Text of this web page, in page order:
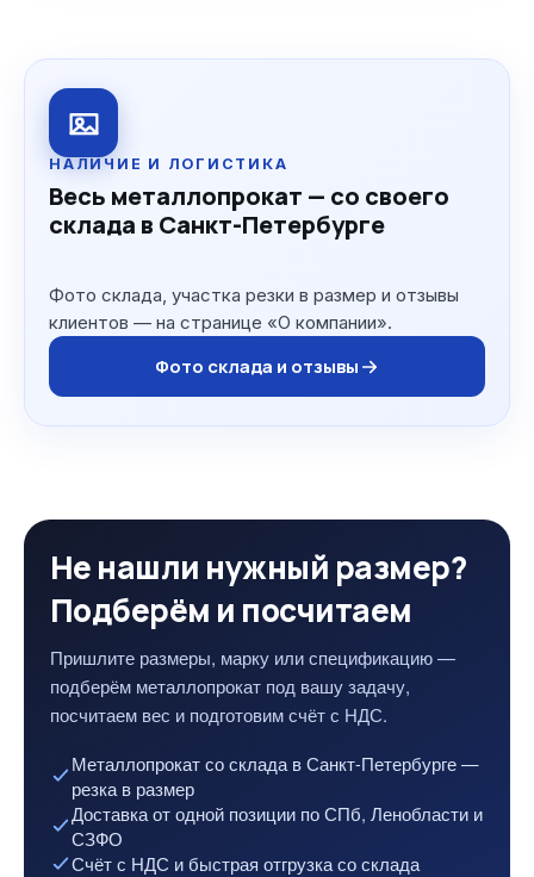
НАЛИЧИЕ И ЛОГИСТИКА
Весь металлопрокат — со своего
склада в Санкт-Петербурге
Фото склада, участка резки в размер и отзывы
клиентов — на странице «О компании».
Фото склада и отзывы
Не нашли нужный размер?
Подберём и посчитаем
Пришлите размеры, марку или спецификацию —
подберём металлопрокат под вашу задачу,
посчитаем вес и подготовим счёт с НДС.
Металлопрокат со склада в Санкт-Петербурге —
резка в размер
Доставка от одной позиции по СПб, Ленобласти и
СЗФО
Счёт с НДС и быстрая отгрузка со склада